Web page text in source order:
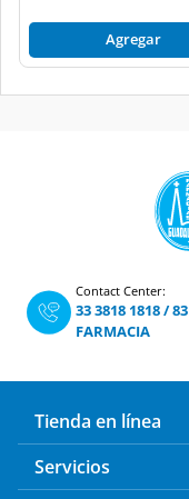
Agregar
Contact Center:
33 3818 1818/83
FARMACIA
Tienda en línea
Servicios